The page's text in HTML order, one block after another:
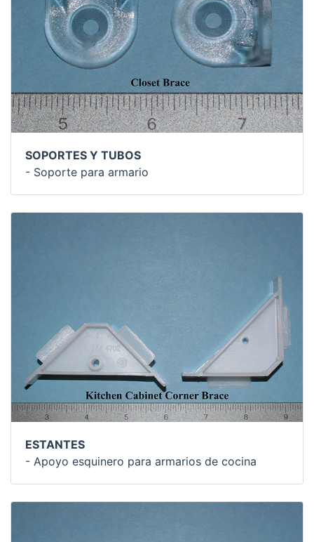
SOPORTES Y TUBOS
- Soporte para armario
ESTANTES
- Apoyo esquinero para armarios de cocina